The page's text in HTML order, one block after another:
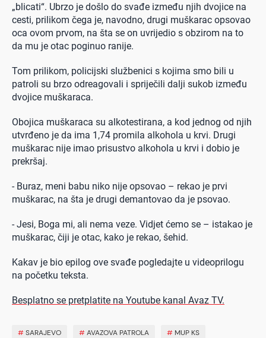
„blicati“. Ubrzo je došlo do svađe između njih dvojice na
cesti, prilikom čega je, navodno, drugi muškarac opsovao
oca ovom prvom, na šta se on uvrijedio s obzirom na to
da mu je otac poginuo ranije.
Tom prilikom, policijski službenici s kojima smo bili u
patroli su brzo odreagovali i spriječili dalji sukob između
dvojice muškaraca.
Obojica muškaraca su alkotestirana, a kod jednog od njih
utvrđeno je da ima 1,74 promila alkohola u krvi. Drugi
muškarac nije imao prisustvo alkohola u krvi i dobio je
prekršaj.
- Buraz, meni babu niko nije opsovao – rekao je prvi
muškarac, na šta je drugi demantovao da je psovao.
- Jesi, Boga mi, ali nema veze. Vidjet ćemo se – istakao je
muškarac, čiji je otac, kako je rekao, šehid.
Kakav je bio epilog ove svađe pogledajte u videoprilogu
na početku teksta.
Besplatno se pretplatite na Youtube kanal Avaz TV.
#SARAJEVO #AVAZOVA PATROLA # MUP KS